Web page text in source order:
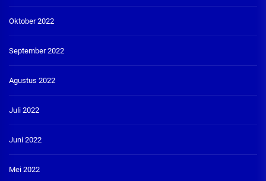
Oktober 2022
September 2022
Agustus 2022
Juli 2022
Juni 2022
Mei 2022